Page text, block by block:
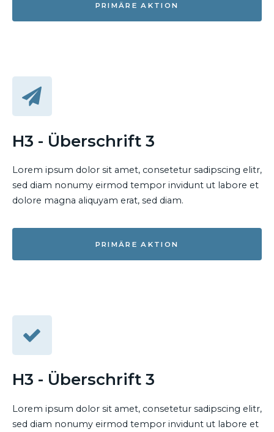
PRIMÄRE AKTION
H3 - Überschrift 3
Lorem ipsum dolor sit amet, consetetur sadipscing elitr,
sed diam nonumy eirmod tempor invidunt ut labore et
dolore magna aliquyam erat, sed diam.
PRIMÄRE AKTION
H3 - Überschrift 3
Lorem ipsum dolor sit amet, consetetur sadipscing elitr,
sed diam nonumy eirmod tempor invidunt ut labore et